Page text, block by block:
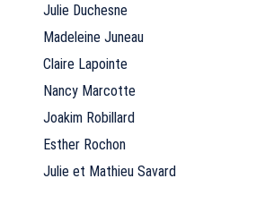
Julie Duchesne
Madeleine Juneau
Claire Lapointe
Nancy Marcotte
Joakim Robillard
Esther Rochon
Julie et Mathieu Savard